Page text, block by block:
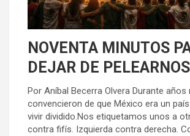
NOVENTA MINUTOS
DEJAR DE PELEARNOS
Por Aníbal Becerra Olvera Durante años
convencieron de que México era un
vivir dividido.Nos etiquetamos unos a
contra fifís. Izquierda contra derecha.